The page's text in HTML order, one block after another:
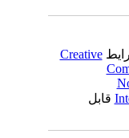
Creative
قابل